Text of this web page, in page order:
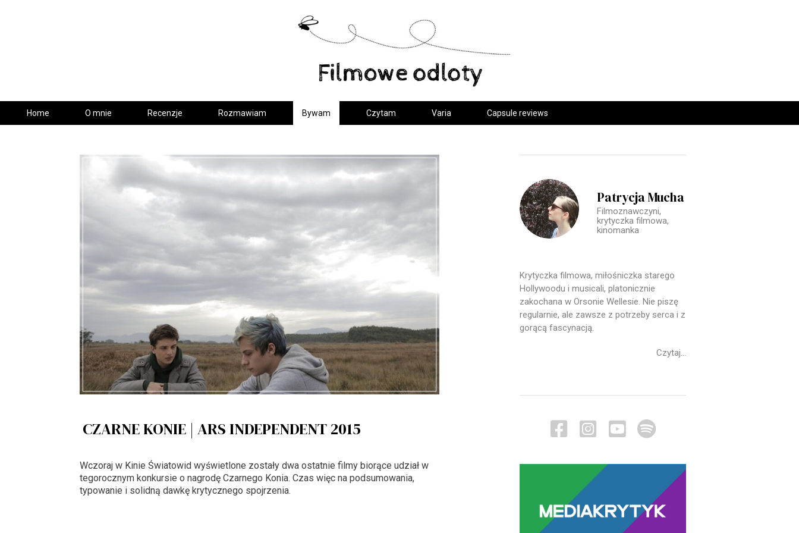
Home O mnie Recenzje Rozmawiam Bywam Czytam Varia Capsule reviews
CZARNE KONIE | ARS INDEPENDENT 2015
Wczoraj w Kinie Światowid wyświetlone zostały dwa ostatnie filmy biorące udział w
tegorocznym konkursie o nagrodę Czarnego Konia. Czas więc na podsumowania,
typowanie i solidną dawkę krytycznego spojrzenia.
Patrycja Mucha
Filmoznawczyni,
krytyczka filmowa,
kinomanka
Krytyczka filmowa, miłośniczka starego
Hollywoodu i musicali, platonicznie
zakochana w Orsonie Wellesie. Nie piszę
regularnie, ale zawsze z potrzeby serca i z
gorącą fascynacją.
Czytaj...